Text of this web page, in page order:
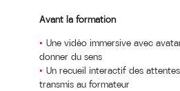
Avant la formation
Une vidéo immersive avec
donner du sens
Un recueil interactif des
transmis au formateur